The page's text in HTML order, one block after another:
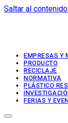
Saltar al
EMPRESAS Y
PRODUCTO
RECICLAJE
NORMATIVA
PLÁSTICO
FERIAS Y